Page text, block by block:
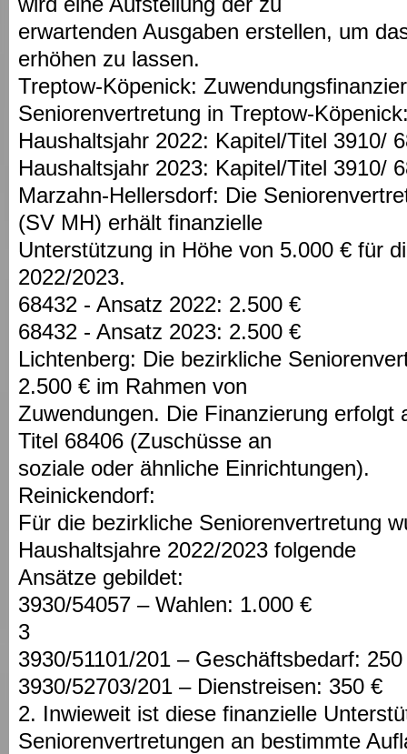
erwartenden Ausgaben erstellen, um
erhöhen zu lassen.
Treptow-Köpenick:
Seniorenvertretung in Treptow-
Haushaltsjahr 2022: Kapitel/Titel 3910/
Haushaltsjahr 2023: Kapitel/Titel 3910/
Marzahn-Hellersdorf: Die
(SV MH) erhält finanzielle
Unterstützung in Höhe von 5.000 € für
2022/2023.
68432 - Ansatz 2022: 2.500 €
68432 - Ansatz 2023: 2.500 €
Lichtenberg: Die bezirkliche
2.500 € im Rahmen von
Zuwendungen. Die Finanzierung erfolgt
Titel 68406 (Zuschüsse an
soziale oder ähnliche Einrichtungen).
Reinickendorf:
Für die bezirkliche Seniorenvertretung
Haushaltsjahre 2022/2023 folgende
Ansätze gebildet:
3930/54057 – Wahlen: 1.000 €
3
3930/51101/201 – Geschäftsbedarf:
3930/52703/201 – Dienstreisen: 350 €
2. Inwieweit ist diese finanzielle
Seniorenvertretungen an bestimmte